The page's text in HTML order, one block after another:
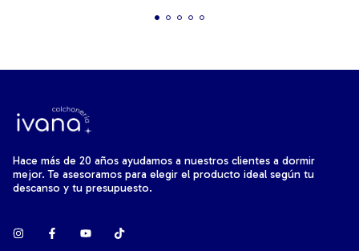
Hace más de 20 años ayudamos a nuestros clientes a dormir
mejor. Te asesoramos para elegir el producto ideal según tu
descanso y tu presupuesto.